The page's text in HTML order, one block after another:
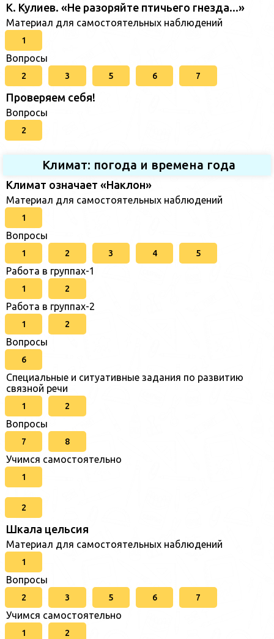
К. Кулиев. «Не разоряйте птичьего гнезда...»
Материал для самостоятельных наблюдений
1
Вопросы
2 3 5 6 7
Проверяем себя!
Вопросы
2
Климат: погода и времена года
Климат означает «Наклон»
Материал для самостоятельных наблюдений
1
Вопросы
1 2 3 4 5
Работа в группах-1
1 2
Работа в группах-2
1 2
Вопросы
6
Специальные и ситуативные задания по развитию
связной речи
1 2
Вопросы
7 8
Учимся самостоятельно
1
2
Шкала цельсия
Материал для самостоятельных наблюдений
1
Вопросы
2 3 5 6 7
Учимся самостоятельно
1 2